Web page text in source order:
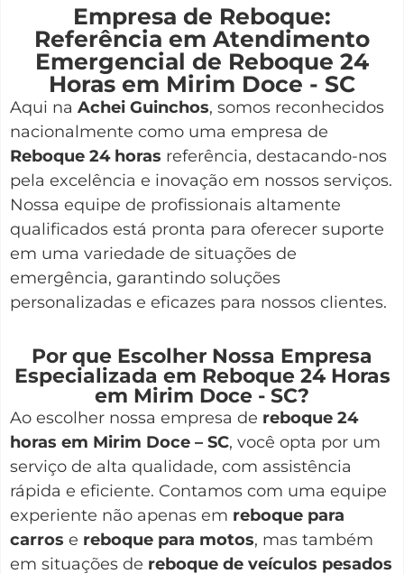
Empresa de Reboque:
Referência em Atendimento
Emergencial de Reboque 24
Horas em Mirim Doce - SC
Aqui na Achei Guinchos, somos reconhecidos
nacionalmente como uma empresa de
Reboque 24 horas referência, destacando-nos
pela excelência e inovação em nossos serviços.
Nossa equipe de profissionais altamente
qualificados está pronta para oferecer suporte
em uma variedade de situações de
emergência, garantindo soluções
personalizadas e eficazes para nossos clientes.
Por que Escolher Nossa Empresa
Especializada em Reboque 24 Horas
em Mirim Doce - SC?
Ao escolher nossa empresa de reboque 24
horas em Mirim Doce – SC, você opta por um
serviço de alta qualidade, com assistência
rápida e eficiente. Contamos com uma equipe
experiente não apenas em reboque para
carros e reboque para motos, mas também
em situações de reboque de veículos pesados